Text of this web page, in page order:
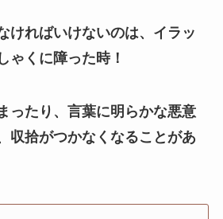
ければいけないのは、イラッ
ゃくに障った時！
ったり、言葉に明らかな悪意
収拾がつかなくなることがあ